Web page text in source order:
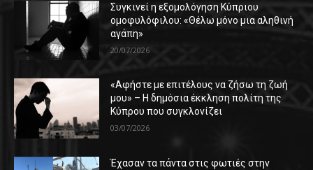
Συγκινεί η εξομολόγηση Κύπριου
ομοφυλόφιλου: «Θέλω μόνο μια αληθινή
αγάπη»
20/07/2026
«Αφήστε με επιτέλους να ζήσω τη ζωή
μου» – Η δημόσια έκκληση πολίτη της
Κύπρου που συγκλονίζει
03/07/2026
Έχασαν τα πάντα στις φωτιές στην